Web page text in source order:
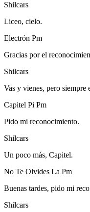
Shilcars
Liceo, cielo.
Electrón Pm
Gracias por el
Shilcars
Vas y vienes, pero siempre
Capitel Pi Pm
Pido mi reconocimiento.
Shilcars
Un poco más, Capitel.
No Te Olvides La Pm
Buenas tardes, pido mi
Shilcars